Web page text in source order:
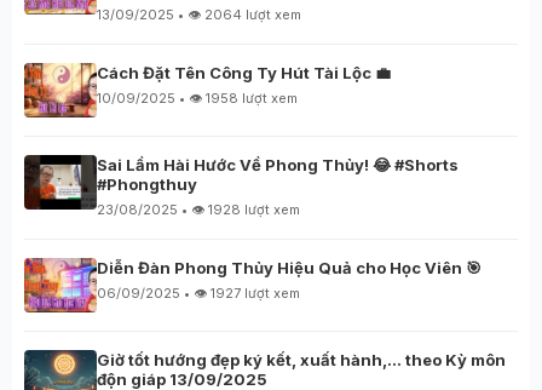
13/09/2025 • 👁️ 2064 lượt xem
Cách Đặt Tên Công Ty Hút Tài Lộc 💼
10/09/2025 • 👁️ 1958 lượt xem
Sai Lầm Hài Hước Về Phong Thủy! 😂 #Shorts
#Phongthuy
23/08/2025 • 👁️ 1928 lượt xem
Diễn Đàn Phong Thủy Hiệu Quả cho Học Viên 🎯
06/09/2025 • 👁️ 1927 lượt xem
Giờ tốt hướng đẹp ký kết, xuất hành,… theo Kỳ môn
độn giáp 13/09/2025